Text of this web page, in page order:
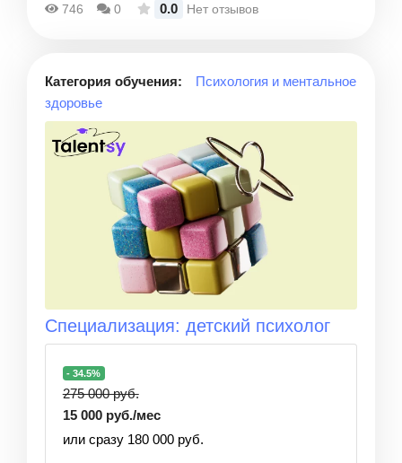
746 0 0.0 Нет отзывов
Категория обучения:
Психология и ментальное
здоровье
Специализация: детский психолог
- 34.5%
275 000 руб.
15 000 руб./мес
или сразу 180 000 руб.